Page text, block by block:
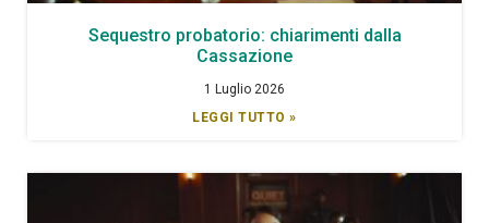
Sequestro probatorio: chiarimenti dalla
Cassazione
1 Luglio 2026
LEGGI TUTTO »